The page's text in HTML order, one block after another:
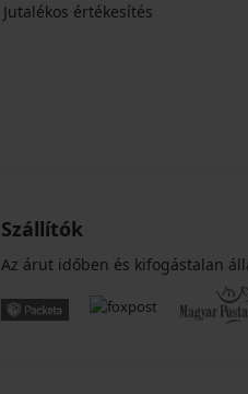
Jutalékos értékesítés
Szállítók
Az árut időben és kifogástalan